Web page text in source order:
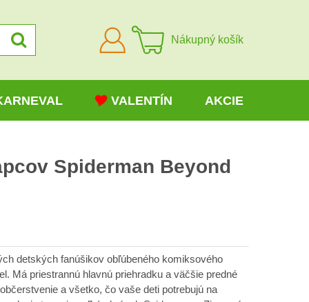
Prihlásiť
sa
Nákupný košík
VALENTÍN AKCIE
Spiderman Beyond
detských fanúšikov obľúbeného komiksového
Má priestrannú hlavnú priehradku a väčšie predné
a všetko, čo vaše deti potrebujú na